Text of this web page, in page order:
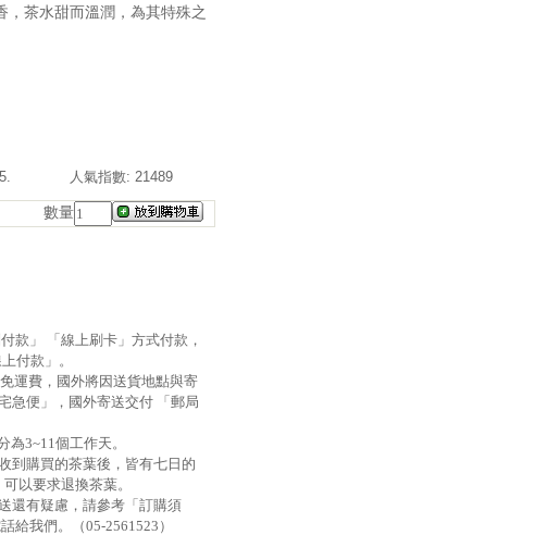
茶水甜而溫潤，為其特殊之
人氣指數: 21489
數量
款」 「線上刷卡」方式付款，
付款」。
運費，國外將因送貨地點與寄
急便」，國外寄送交付 「郵局
為3~11個工作天。
到購買的茶葉後，皆有七日的
以要求退換茶葉。
還有疑慮，請參考「訂購須
給我們。（05-2561523）